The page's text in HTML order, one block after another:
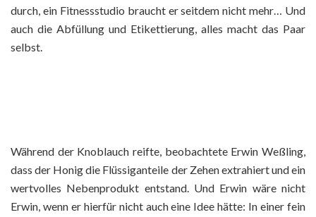
durch, ein Fitnessstudio braucht er seitdem nicht mehr… Und
auch die Abfüllung und Etikettierung, alles macht das Paar
selbst.
Während der Knoblauch reifte, beobachtete Erwin Weßling,
dass der Honig die Flüssiganteile der Zehen extrahiert und ein
wertvolles Nebenprodukt entstand. Und Erwin wäre nicht
Erwin, wenn er hierfür nicht auch eine Idee hätte: In einer fein